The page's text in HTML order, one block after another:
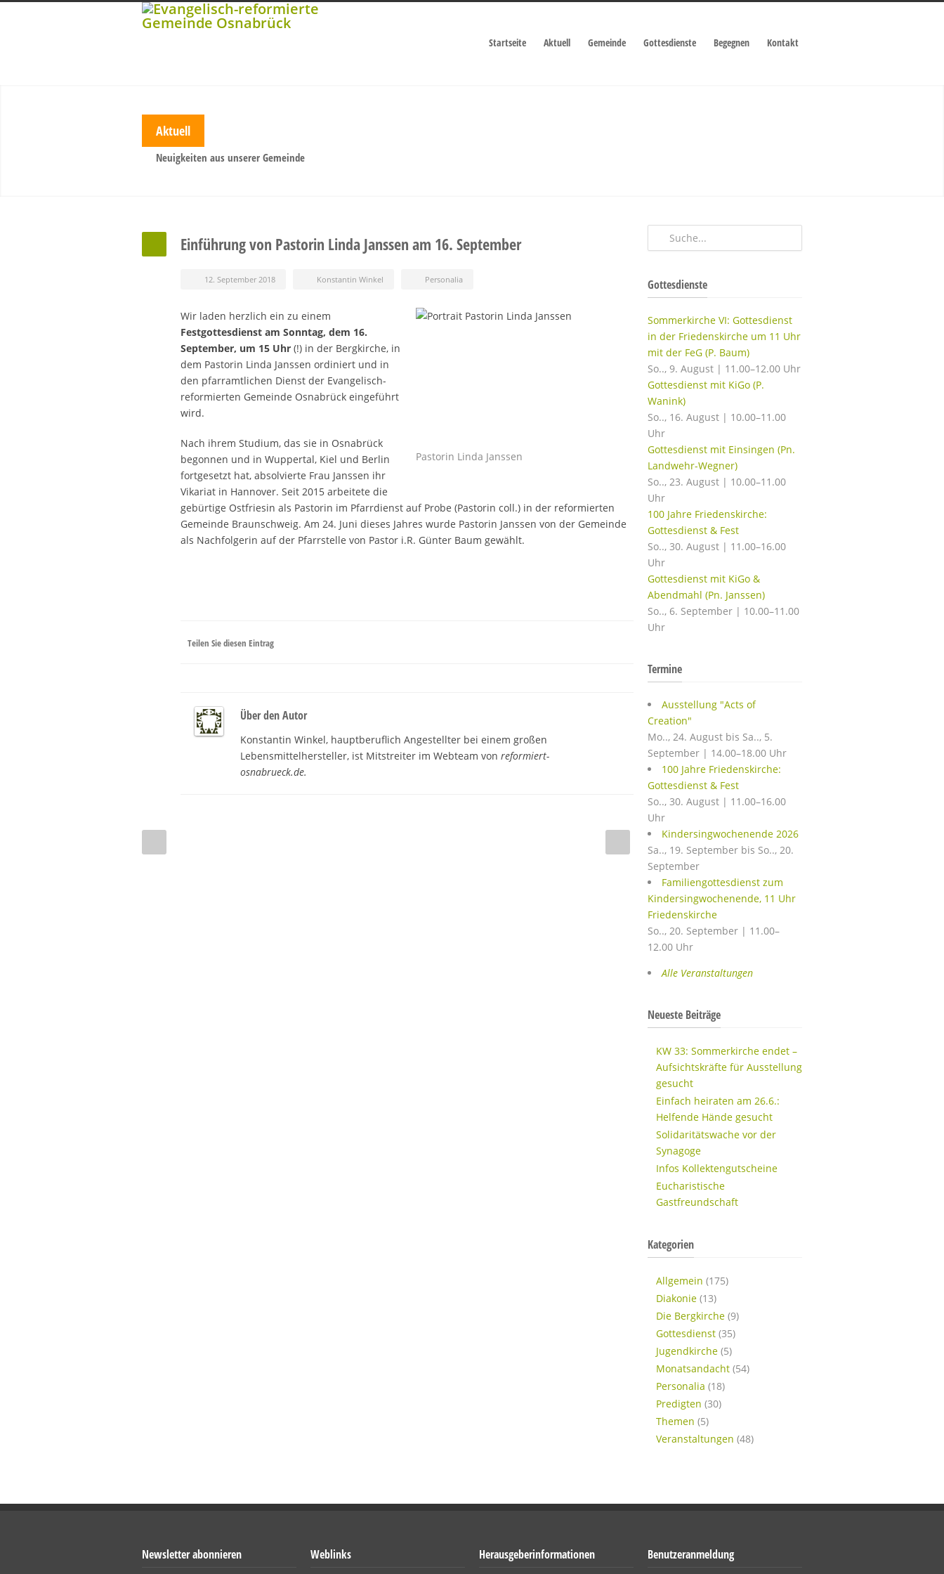
Startseite Aktuell Gemeinde Gottesdienste Begegnen Kontakt
Aktuell
Neuigkeiten aus unserer Gemeinde
Einführung von Pastorin Linda Janssen am 16. September
12. September 2018 Konstantin Winkel Personalia
Pastorin Linda Janssen
Wir laden herzlich ein zu einem
Festgottesdienst am Sonntag, dem 16.
September, um 15 Uhr (!) in der Bergkirche, in
dem Pastorin Linda Janssen ordiniert und in
den pfarramtlichen Dienst der Evangelisch-
reformierten Gemeinde Osnabrück eingeführt
wird.
Nach ihrem Studium, das sie in Osnabrück
begonnen und in Wuppertal, Kiel und Berlin
fortgesetzt hat, absolvierte Frau Janssen ihr
Vikariat in Hannover. Seit 2015 arbeitete die
gebürtige Ostfriesin als Pastorin im Pfarrdienst auf Probe (Pastorin coll.) in der reformierten
Gemeinde Braunschweig. Am 24. Juni dieses Jahres wurde Pastorin Janssen von der Gemeinde
als Nachfolgerin auf der Pfarrstelle von Pastor i.R. Günter Baum gewählt.
Teilen Sie diesen Eintrag
Über den Autor
Konstantin Winkel, hauptberuflich Angestellter bei einem großen
Lebensmittelhersteller, ist Mitstreiter im Webteam von reformiert-
osnabrueck.de.
Gottesdienste
Sommerkirche VI: Gottesdienst
in der Friedenskirche um 11 Uhr
mit der FeG (P. Baum)
So.., 9. August | 11.00–12.00 Uhr
Gottesdienst mit KiGo (P.
Wanink)
So.., 16. August | 10.00–11.00
Uhr
Gottesdienst mit Einsingen (Pn.
Landwehr-Wegner)
So.., 23. August | 10.00–11.00
Uhr
100 Jahre Friedenskirche:
Gottesdienst & Fest
So.., 30. August | 11.00–16.00
Uhr
Gottesdienst mit KiGo &
Abendmahl (Pn. Janssen)
So.., 6. September | 10.00–11.00
Uhr
Termine
Ausstellung "Acts of
Creation"
Mo.., 24. August bis Sa.., 5.
September | 14.00–18.00 Uhr
100 Jahre Friedenskirche:
Gottesdienst & Fest
So.., 30. August | 11.00–16.00
Uhr
Kindersingwochenende 2026
Sa.., 19. September bis So.., 20.
September
Familiengottesdienst zum
Kindersingwochenende, 11 Uhr
Friedenskirche
So.., 20. September | 11.00–
12.00 Uhr
Alle Veranstaltungen
Neueste Beiträge
KW 33: Sommerkirche endet –
Aufsichtskräfte für Ausstellung
gesucht
Einfach heiraten am 26.6.:
Helfende Hände gesucht
Solidaritätswache vor der
Synagoge
Infos Kollektengutscheine
Eucharistische
Gastfreundschaft
Kategorien
Allgemein (175)
Diakonie (13)
Die Bergkirche (9)
Gottesdienst (35)
Jugendkirche (5)
Monatsandacht (54)
Personalia (18)
Predigten (30)
Themen (5)
Veranstaltungen (48)
Newsletter abonnieren Weblinks Herausgeberinformationen Benutzeranmeldung